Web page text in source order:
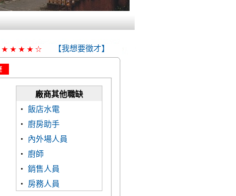
★ ★ ★ ★ ☆ 【我想要徵才】
廠商其他職缺
‧ 飯店水電
‧ 廚房助手
‧ 內外場人員
‧ 廚師
‧ 銷售人員
‧ 房務人員